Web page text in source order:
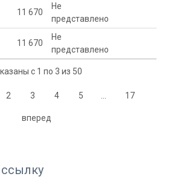
11 670
Не
представлено
11 670
Не
представлено
с 1 по 3 из 50
2 3 4 5 17
вперед